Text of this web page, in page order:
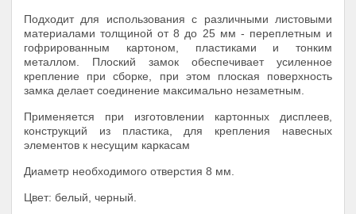
Подходит для использования с различными листовыми
материалами толщиной от 8 до 25 мм - переплетным и
гофрированным картоном, пластиками и тонким
металлом. Плоский замок обеспечивает усиленное
крепление при сборке, при этом плоская поверхность
замка делает соединение максимально незаметным.
Применяется при изготовлении картонных дисплеев,
конструкций из пластика, для крепления навесных
элементов к несущим каркасам
Диаметр необходимого отверстия 8 мм.
Цвет: белый, черный.